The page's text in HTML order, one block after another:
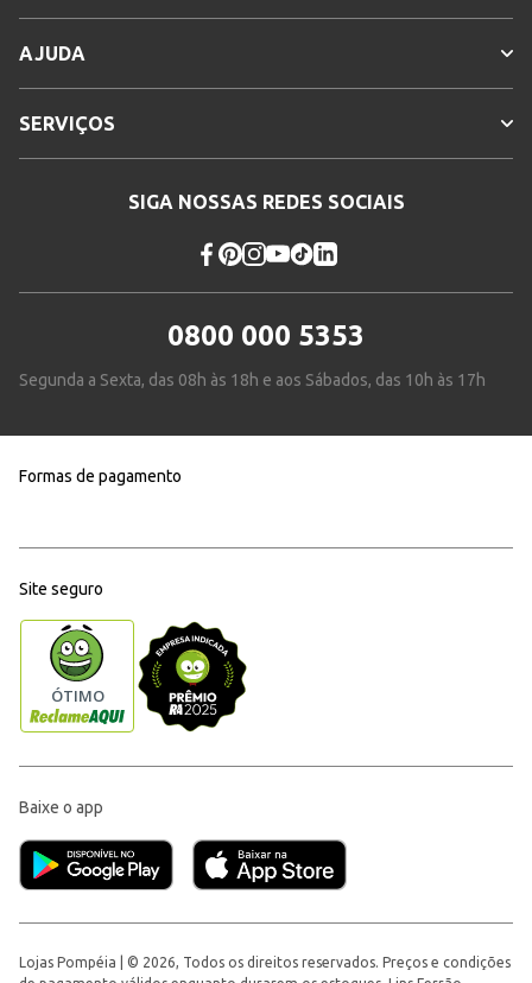
AJUDA
SERVIÇOS
SIGA NOSSAS REDES SOCIAIS
0800 000 5353
Segunda a Sexta, das 08h às 18h e aos Sábados, das 10h às 17h
Formas de pagamento
Site seguro
Baixe o app
Lojas Pompéia | © 2026, Todos os direitos reservados. Preços e condições